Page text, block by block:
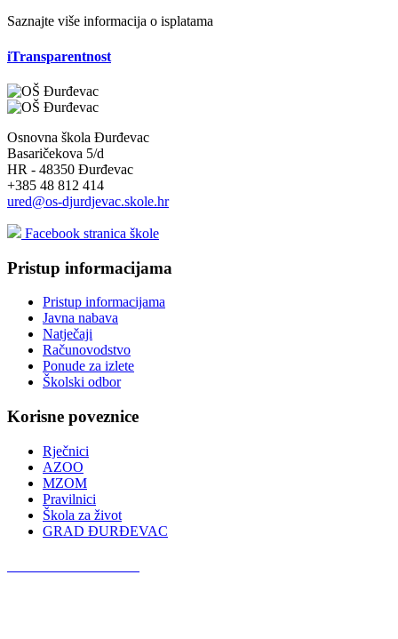
Saznajte više informacija o isplatama
iTransparentnost
Osnovna škola Đurđevac
Basaričekova 5/d
HR - 48350 Đurđevac
+385 48 812 414
ured@os-djurdjevac.skole.hr
Facebook stranica škole
Pristup informacijama
Pristup informacijama
Javna nabava
Natječaji
Računovodstvo
Ponude za izlete
Školski odbor
Korisne poveznice
Rječnici
AZOO
MZOM
Pravilnici
Škola za život
GRAD ĐURĐEVAC